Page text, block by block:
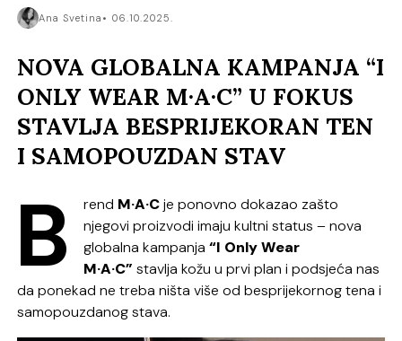
Ana Svetina 06.10.2025.
NOVA GLOBALNA KAMPANJA “I
ONLY WEAR M·A·C” U FOKUS
STAVLJA BESPRIJEKORAN TEN
I SAMOPOUZDAN STAV
B rend M·A·Cje ponovno dokazao zašto
njegovi proizvodi imaju kultni status – nova
globalna kampanja“I Only Wear
M·A·C” stavlja kožu u prvi plan i podsjeća nas
da ponekad ne treba ništa više od besprijekornog tena i
samopouzdanog stava.